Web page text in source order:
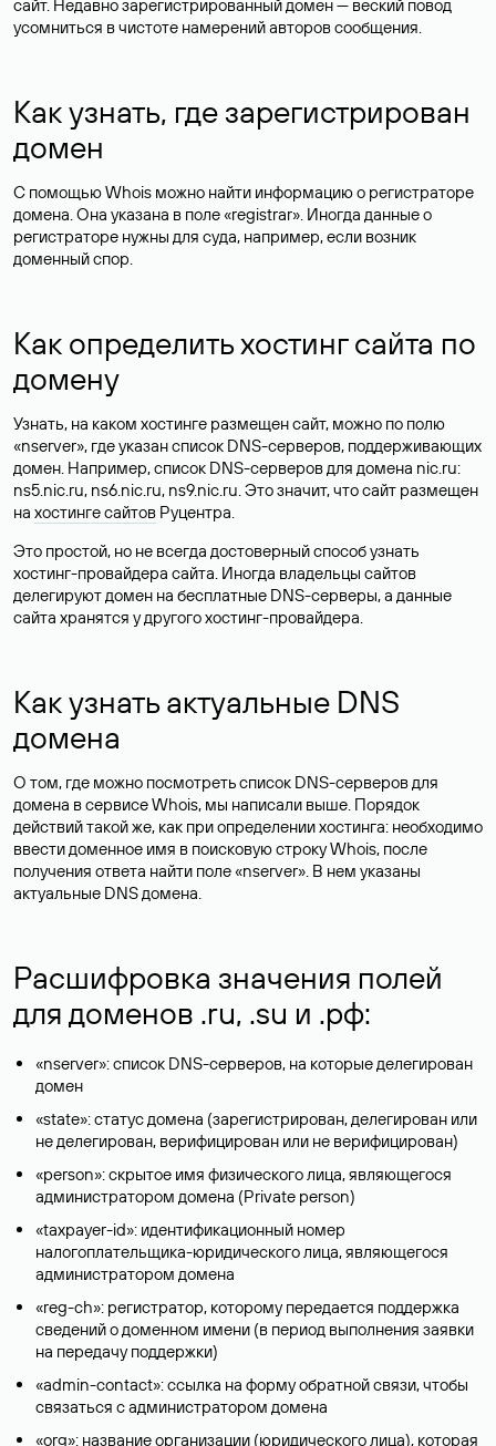
сайт. Недавно зарегистрированный домен — веский повод
усомниться в чистоте намерений авторов сообщения.
Как узнать, где зарегистрирован
домен
С помощью Whois можно найти информацию о регистраторе
домена. Она указана в поле «registrar». Иногда данные о
регистраторе нужны для суда, например, если возник
доменный спор.
Как определить хостинг сайта по
домену
Узнать, на каком хостинге размещен сайт, можно по полю
«nserver», где указан список DNS-серверов, поддерживающих
домен. Например, список DNS-серверов для домена nic.ru:
ns5.nic.ru, ns6.nic.ru, ns9.nic.ru. Это значит, что сайт размещен
на хостинге сайтов Руцентра.
Это простой, но не всегда достоверный способ узнать
хостинг-провайдера сайта. Иногда владельцы сайтов
делегируют домен на бесплатные DNS-серверы, а данные
сайта хранятся у другого хостинг-провайдера.
Как узнать актуальные DNS
домена
О том, где можно посмотреть список DNS-серверов для
домена в сервисе Whois, мы написали выше. Порядок
действий такой же, как при определении хостинга: необходимо
ввести доменное имя в поисковую строку Whois, после
получения ответа найти поле «nserver». В нем указаны
актуальные DNS домена.
Расшифровка значения полей
для доменов .ru, .su и .рф:
«nserver»: список DNS-серверов, на которые делегирован
домен
«state»: статус домена (зарегистрирован, делегирован или
не делегирован, верифицирован или не верифицирован)
«person»: скрытое имя физического лица, являющегося
администратором домена (Privatе person)
«taxpayer-id»: идентификационный номер
налогоплательщика-юридического лица, являющегося
администратором домена
«reg-ch»: регистратор, которому передается поддержка
сведений о доменном имени (в период выполнения заявки
на передачу поддержки)
«admin-contact»: ссылка на форму обратной связи, чтобы
связаться с администратором домена
«org»: название организации (юридического лица), которая